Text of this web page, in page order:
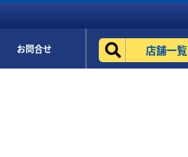
お問合せ 店舗一覧